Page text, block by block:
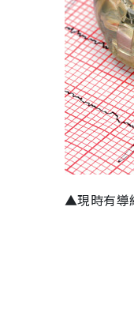
▲現時有導